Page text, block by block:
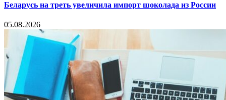
Беларусь на треть увеличила импорт шоколада из России
05.08.2026